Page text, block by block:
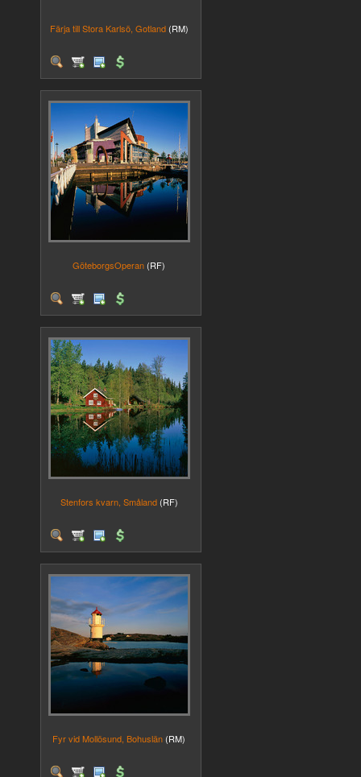
Färja till Stora Karlsö, Gotland (RM)
GöteborgsOperan (RF)
Stenfors kvarn, Småland (RF)
Fyr vid Mollösund, Bohuslän (RM)